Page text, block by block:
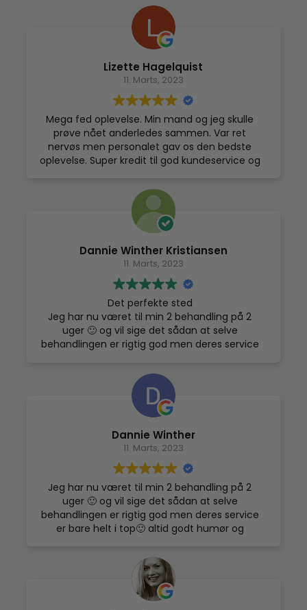
utroligt meget og kan klart anbefales til alle
der ønsker at fremme deres restitution 😊
Lizette Hagelquist
11. Marts, 2023
Mega fed oplevelse. Min mand og jeg skulle
prøve nået anderledes sammen. Var ret
nervøs men personalet gav os den bedste
oplevelse. Super kredit til god kundeservice og
bare guld værd.
Dannie Winther Kristiansen
11. Marts, 2023
Det perfekte sted
Jeg har nu været til min 2 behandling på 2
uger 🙂 og vil sige det sådan at selve
behandlingen er rigtig god men deres service
smilende så jeg er helt sikkert deres kunde i
mange år da det også giver resultater synes
jeg. Så helt sikkert de er besøget værd og jeg
håber de får kæmpe succes mvh Dannie
Dannie Winther
11. Marts, 2023
Jeg har nu været til min 2 behandling på 2
uger 🙂 og vil sige det sådan at selve
behandlingen er rigtig god men deres service
er bare helt i top🙂 altid godt humør og
mange år da det også giver resultater synes
jeg. Så helt sikkert de er besøget værd og jeg
håber de får kæmpe succes mvh Dannie